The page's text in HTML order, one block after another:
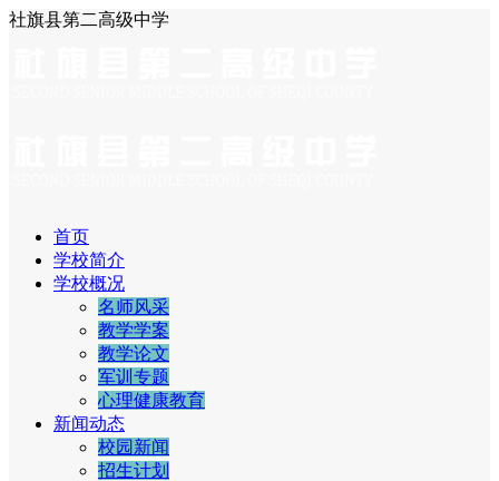
社旗县第二高级中学
首页
学校简介
学校概况
名师风采
教学学案
教学论文
军训专题
心理健康教育
新闻动态
校园新闻
招生计划